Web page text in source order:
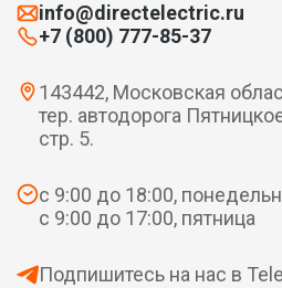
info@directelectric.ru
+7 (800) 777-85-37
143442, Московская
тер. автодорога
стр. 5.
с 9:00 до 18:00,
с 9:00 до 17:00, пятница
Подпишитесь на нас в